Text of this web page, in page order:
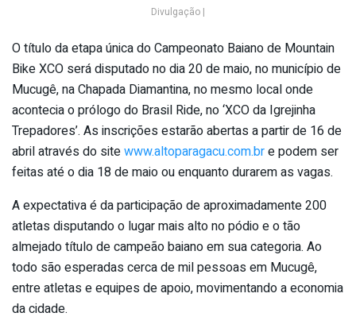
Divulgação |
O título da etapa única do Campeonato Baiano de Mountain
Bike XCO será disputado no dia 20 de maio, no município de
Mucugê, na Chapada Diamantina, no mesmo local onde
acontecia o prólogo do Brasil Ride, no ‘XCO da Igrejinha
Trepadores’. As inscrições estarão abertas a partir de 16 de
abril através do sitewww.altoparagacu.com.bre podem ser
feitas até o dia 18 de maio ou enquanto durarem as vagas.
A expectativa é da participação de aproximadamente 200
atletas disputando o lugar mais alto no pódio e o tão
almejado título de campeão baiano em sua categoria. Ao
todo são esperadas cerca de mil pessoas em Mucugê,
entre atletas e equipes de apoio, movimentando a economia
da cidade.